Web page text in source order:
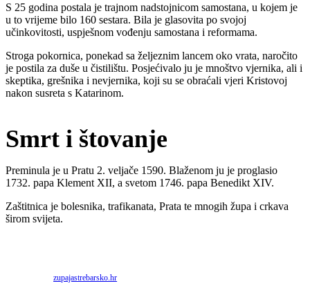
S 25 godina postala je trajnom nadstojnicom samostana, u kojem je
u to vrijeme bilo 160 sestara. Bila je glasovita po svojoj
učinkovitosti, uspješnom vođenju samostana i reformama.
Stroga pokornica, ponekad sa željeznim lancem oko vrata, naročito
je postila za duše u čistilištu. Posjećivalo ju je mnoštvo vjernika, ali i
skeptika, grešnika i nevjernika, koji su se obraćali vjeri Kristovoj
nakon susreta s Katarinom.
Smrt i štovanje
Preminula je u Pratu 2. veljače 1590. Blaženom ju je proglasio
1732. papa Klement XII, a svetom 1746. papa Benedikt XIV.
Zaštitnica je bolesnika, trafikanata, Prata te mnogih župa i crkava
širom svijeta.
Izvor:zupajastrebarsko.hr